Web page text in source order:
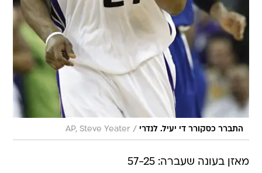
התברר כסקורר די יעיל. לנדרי AP, Steve Yeater
מאזן בעונה שעברה: 57-25
סיימו את העונה: במקום ה-14 במערב.